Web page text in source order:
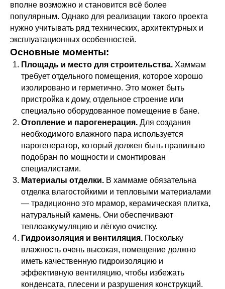
вполне возможно и становится всё более
популярным. Однако для реализации такого проекта
нужно учитывать ряд технических, архитектурных и
эксплуатационных особенностей.
Основные моменты:
Площадь и место для строительства. Хаммам
требует отдельного помещения, которое хорошо
изолировано и герметично. Это может быть
пристройка к дому, отдельное строение или
специально оборудованное помещение в бане.
Отопление и парогенерация. Для создания
необходимого влажного пара используется
парогенератор, который должен быть правильно
подобран по мощности и смонтирован
специалистами.
Материалы отделки. В хаммаме обязательна
отделка влагостойкими и тепловыми материалами
— традиционно это мрамор, керамическая плитка,
натуральный камень. Они обеспечивают
теплоаккумуляцию и лёгкую очистку.
Гидроизоляция и вентиляция. Поскольку
влажность очень высокая, помещение должно
иметь качественную гидроизоляцию и
эффективную вентиляцию, чтобы избежать
конденсата, плесени и разрушения конструкций.